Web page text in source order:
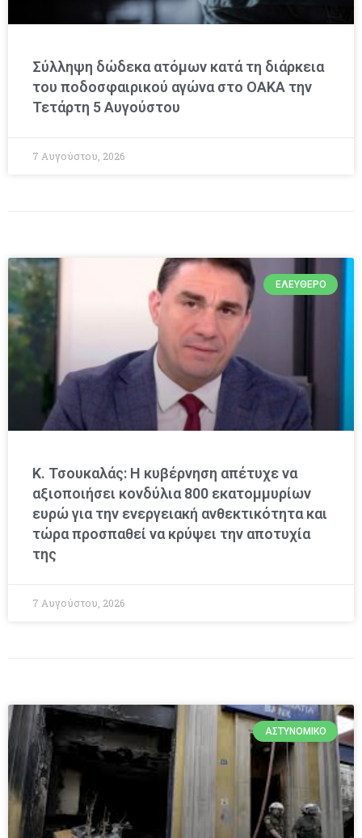
Σύλληψη δώδεκα ατόμων κατά τη διάρκεια
του ποδοσφαιρικού αγώνα στο ΟΑΚΑ την
Τετάρτη 5 Αυγούστου
7 Αυγούστου, 2026
ΕΛΕΎΘΕΡΟ
Κ. Τσουκαλάς: Η κυβέρνηση απέτυχε να
αξιοποιήσει κονδύλια 800 εκατομμυρίων
ευρώ για την ενεργειακή ανθεκτικότητα και
τώρα προσπαθεί να κρύψει την αποτυχία
της
7 Αυγούστου, 2026
ΑΣΤΥΝΟΜΙΚΌ